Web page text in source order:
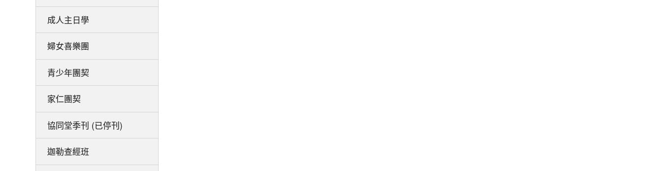
成人主日學
婦女喜樂團
青少年團契
家仁團契
協同堂季刊 (已停刊)
迦勒查經班